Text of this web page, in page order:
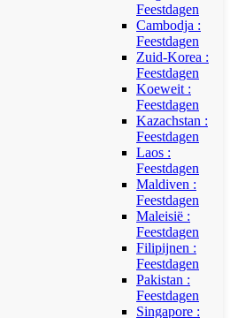
Feestdagen
Cambodja :
Feestdagen
Zuid-Korea :
Feestdagen
Koeweit :
Feestdagen
Kazachstan :
Feestdagen
Laos :
Feestdagen
Maldiven :
Feestdagen
Maleisië :
Feestdagen
Filipijnen :
Feestdagen
Pakistan :
Feestdagen
Singapore :